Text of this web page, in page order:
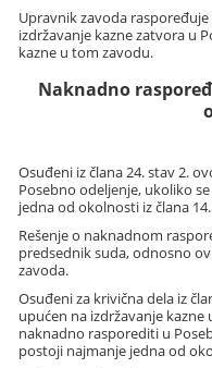
Upravnik zavoda
izdržavanje kazne zatvora u
kazne u tom zavodu.
Naknadno
Osuđeni iz člana 24. stav 2.
Posebno odeljenje, ukoliko
jedna od okolnosti iz člana
Rešenje o naknadnom
predsednik suda, odnosno
zavoda.
Osuđeni za krivična dela iz
upućen na izdržavanje kazne
naknadno rasporediti u
postoji najmanje jedna od